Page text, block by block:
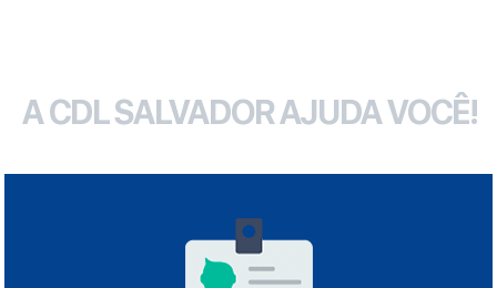
A CDL SALVADOR AJUDA VOCÊ!